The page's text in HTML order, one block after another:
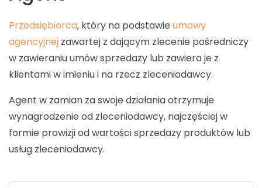
Przedsiębiorca, który na podstawie umowy
agencyjnej zawartej z dającym zlecenie pośredniczy
w zawieraniu umów sprzedaży lub zawiera je z
klientami w imieniu i na rzecz zleceniodawcy.
Agent w zamian za swoje działania otrzymuje
wynagrodzenie od zleceniodawcy, najczęściej w
formie prowizji od wartości sprzedaży produktów lub
usług zleceniodawcy.